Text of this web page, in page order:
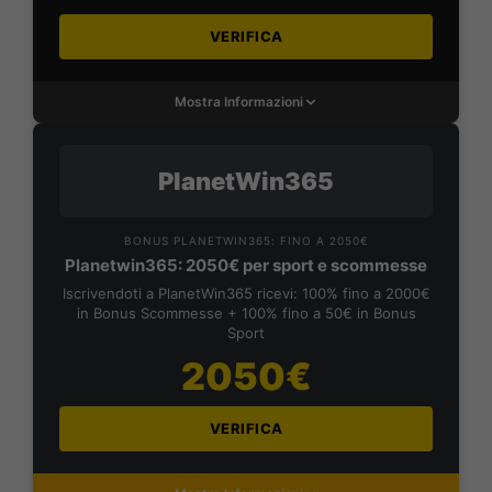
VERIFICA
Mostra Informazioni
PlanetWin365
BONUS PLANETWIN365: FINO A 2050€
Planetwin365: 2050€ per sport e scommesse
Iscrivendoti a PlanetWin365 ricevi: 100% fino a 2000€
in Bonus Scommesse + 100% fino a 50€ in Bonus
Sport
2050€
VERIFICA